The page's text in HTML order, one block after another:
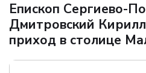
Епископ Сергиево-
Дмитровский Кирилл
приход в столице